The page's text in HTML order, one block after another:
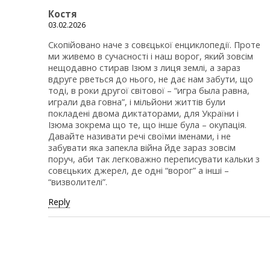
Костя
03.02.2026
Скопійовано наче з совєцької енциклопедії. Проте
ми живемо в сучасності і наш ворог, який зовсім
нещодавно стирав Ізюм з лиця землі, а зараз
вдруге рветься до нього, не дає нам забути, що
тоді, в роки другої світової – “игра была равна,
играли два говна”, і мільйони життів були
покладені двома диктаторами, для України і
Ізюма зокрема що те, що інше була – окупація.
Давайте називати речі своїми іменами, і не
забувати яка запекла війна йде зараз зовсім
поруч, аби так легковажно переписувати кальки з
совєцьких джерел, де одні “ворог” а інші –
“визволителі”.
Reply